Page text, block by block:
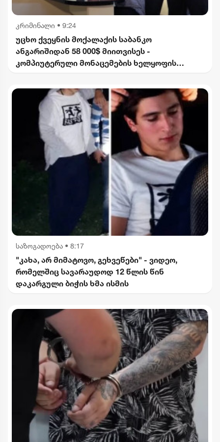
კრიმინალი • 9:24
უცხო ქვეყნის მოქალაქის საბანკო
ანგარიშიდან 58 000$ მიითვისეს -
კომპიუტერული მონაცემების ხელყოფის
დევნა დაიწყო
საზოგადოება • 8:17
"კახა, არ მიმატოვო, გეხვეწები" - ვიდეო,
რომელშიც სავარაუდოდ 12 წლის წინ
დაკარგული ბიჭის ხმა ისმის